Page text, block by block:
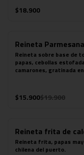
$18.900
Reineta Parmesana
Reineta sobre base de
papas, cebollas
camarones, gratinada
$15.900$19.900
Reineta frita de
Reineta frita, papas
chilena del puerto.